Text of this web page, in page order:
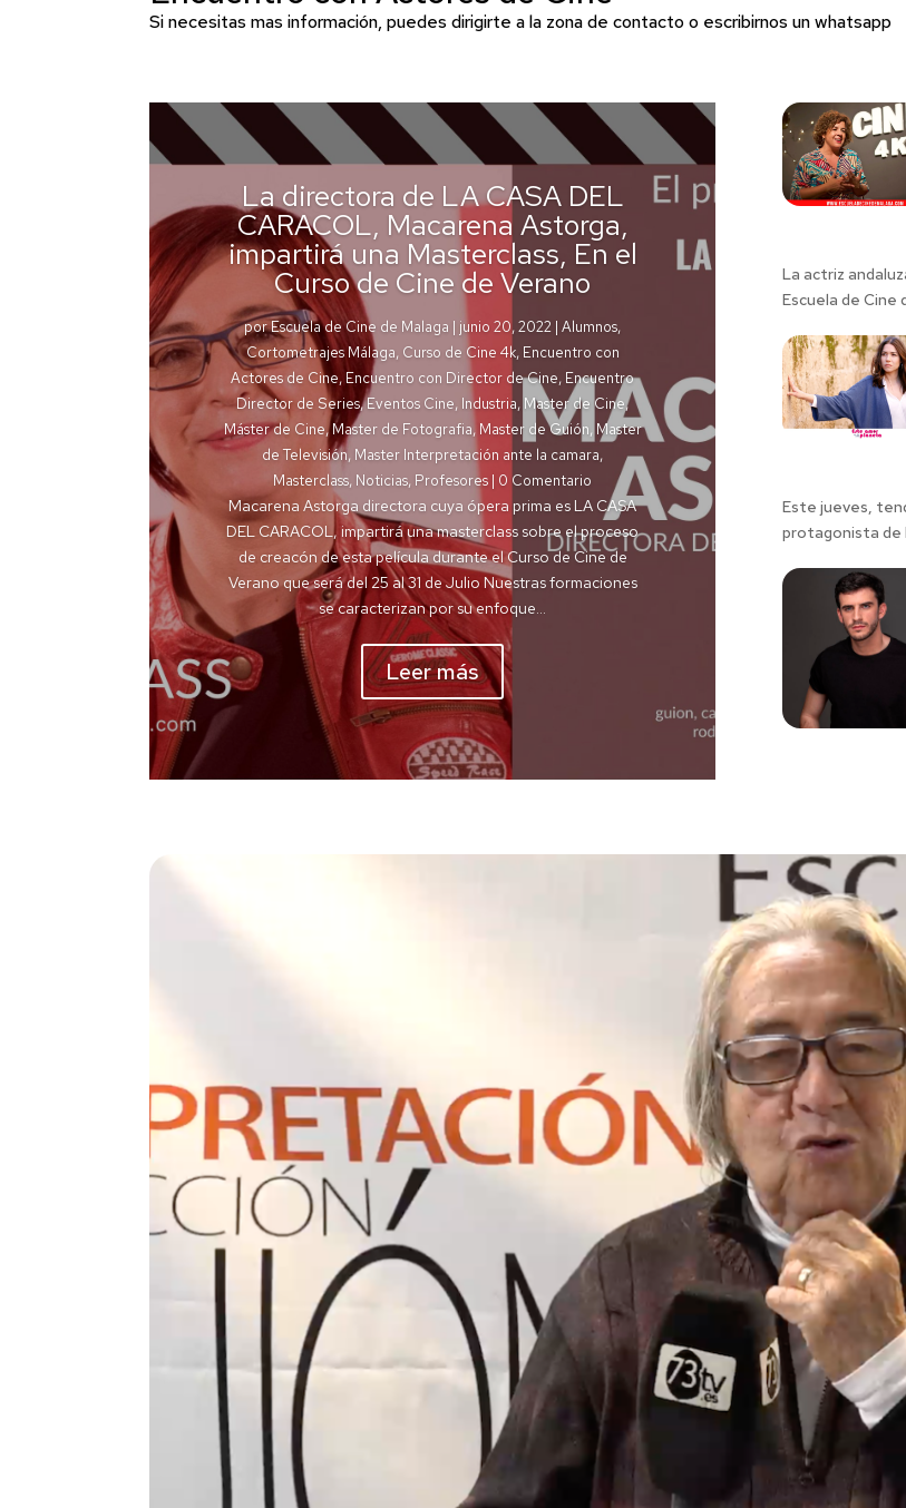
Si necesitas mas información, puedes dirigirte a la zona decontacto o escribirnos un whatsapp
La directora de LA CASA DEL
CARACOL, Macarena Astorga,
impartirá una Masterclass, En el
Curso de Cine de Verano
porEscuela de Cine de Malaga | junio 20, 2022 |Alumnos,
Cortometrajes Málaga, Curso de Cine 4k, Encuentro con
Actores de Cine, Encuentro con Director de Cine, Encuentro
Director de Series,Eventos Cine, Industria, Master de Cine,
Máster de Cine,Master de Fotografia, Master de Guión, Master
de Televisión, Master Interpretación ante la camara,
Masterclass, Noticias, Profesores | 0 Comentario
Macarena Astorga directora cuya ópera prima es LA CASA
DEL CARACOL, impartirá una masterclass sobre el proceso
de creacón de esta película durante el Curso de Cine de
Verano que será del 25 al 31 de Julio Nuestras formaciones
se caracterizan por su enfoque...
Leer más
La actriz
Escuela de Cine
Este jueves,
protagonista de